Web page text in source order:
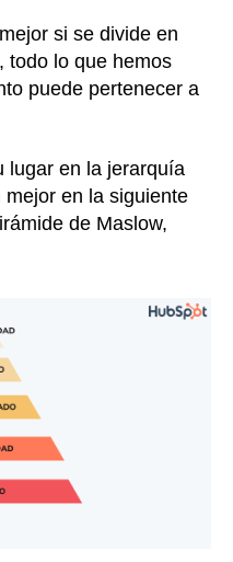
si se divide en
todo lo que hemos
puede pertenecer a
lugar en la jerarquía
en la siguiente
de Maslow,